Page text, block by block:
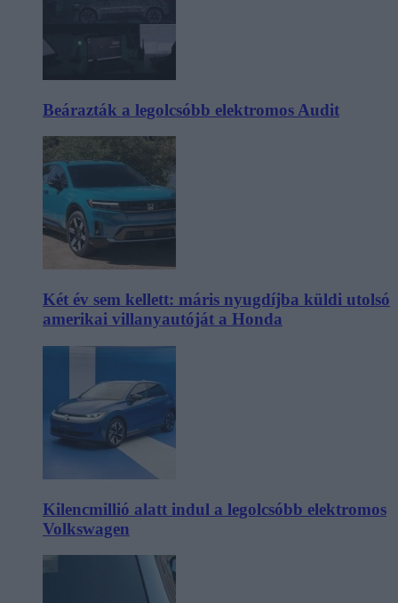
Beárazták a legolcsóbb elektromos Audit
Két év sem kellett: máris nyugdíjba küldi utolsó
amerikai villanyautóját a Honda
Kilencmillió alatt indul a legolcsóbb elektromos
Volkswagen